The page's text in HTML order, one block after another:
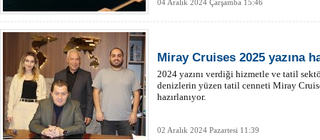
04 Aralık 2024 Çarşamba 15:46
Miray Cruises 2025 yazına
2024 yazını verdiği hizmetle ve tatil
denizlerin yüzen tatil cenneti Miray
hazırlanıyor.
02 Aralık 2024 Pazartesi 11:39